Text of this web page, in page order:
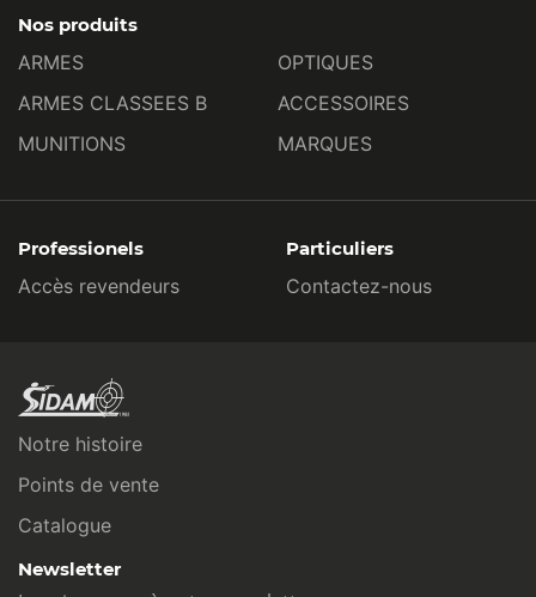
Nos produits
ARMES
ARMES CLASSEES B
MUNITIONS
OPTIQUES
ACCESSOIRES
MARQUES
Professionels
Accès revendeurs
Particuliers
Contactez-nous
Notre histoire
Points de vente
Catalogue
Newsletter